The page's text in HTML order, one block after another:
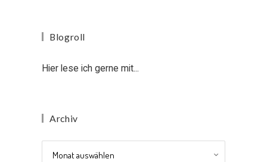
Blogroll
Hier lese ich gerne mit...
Archiv